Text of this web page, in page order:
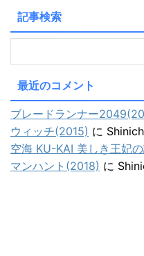
記事検索
最近のコメント
ブレードランナー
ウィッチ(2015) に
空海 KU-KAI 美しき王妃
マンハント(2018) に